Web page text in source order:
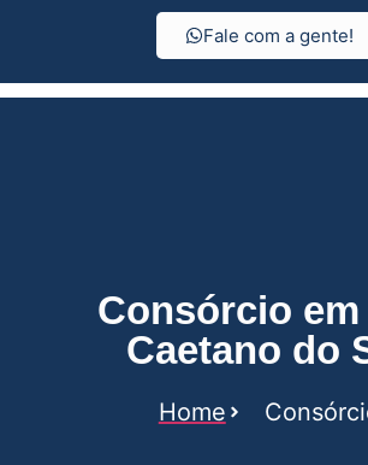
Fale com a gente!
Consórcio em
Caetano do
Home